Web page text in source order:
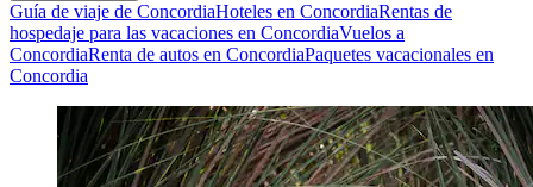
Guía de viaje de ConcordiaHoteles en ConcordiaRentas de
hospedaje para las vacaciones en ConcordiaVuelos a
ConcordiaRenta de autos en ConcordiaPaquetes vacacionales en
Concordia